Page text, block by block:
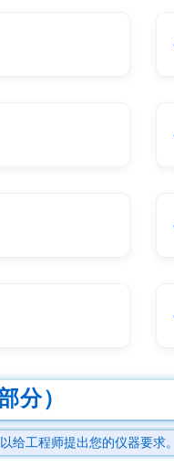
分）
给工程师提出您的仪器要求。